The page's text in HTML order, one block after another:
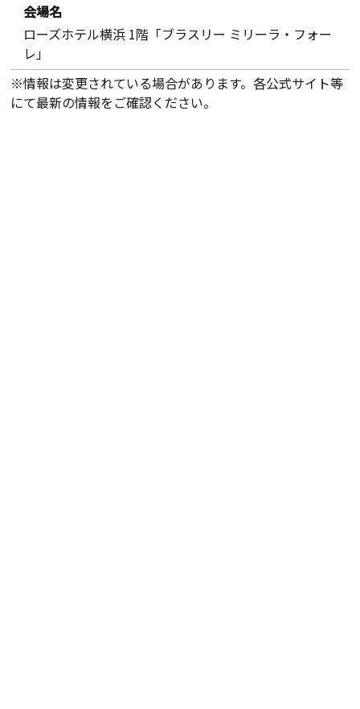
会場名
ローズホテル横浜 1階「ブラスリー ミリーラ・フォー
レ」
※情報は変更されている場合があります。各公式サイト等
にて最新の情報をご確認ください。